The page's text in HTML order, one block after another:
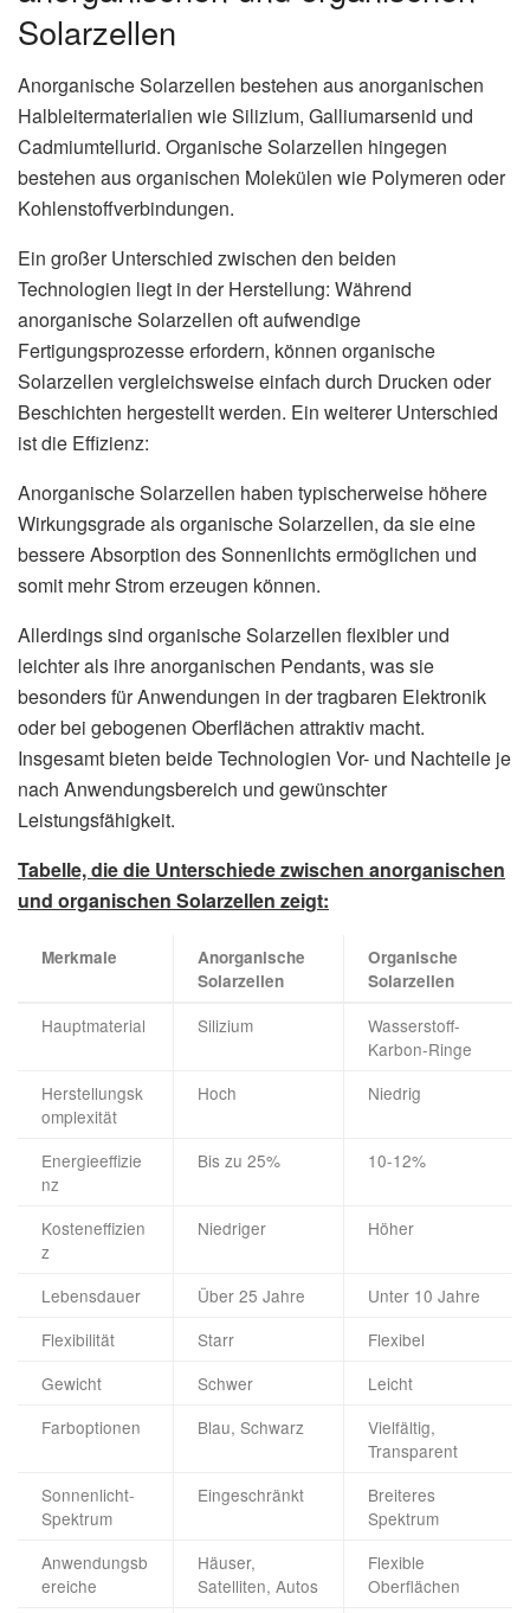
Solarzellen
Anorganische Solarzellen bestehen aus anorganischen
Halbleitermaterialien wie Silizium, Galliumarsenid und
Cadmiumtellurid. Organische Solarzellen hingegen
bestehen aus organischen Molekülen wie Polymeren oder
Kohlenstoffverbindungen.
Ein großer Unterschied zwischen den beiden
Technologien liegt in der Herstellung: Während
anorganische Solarzellen oft aufwendige
Fertigungsprozesse erfordern, können organische
Solarzellen vergleichsweise einfach durch Drucken oder
Beschichten hergestellt werden. Ein weiterer Unterschied
ist die Effizienz:
Anorganische Solarzellen haben typischerweise höhere
Wirkungsgrade als organische Solarzellen, da sie eine
bessere Absorption des Sonnenlichts ermöglichen und
somit mehr Strom erzeugen können.
Allerdings sind organische Solarzellen flexibler und
leichter als ihre anorganischen Pendants, was sie
besonders für Anwendungen in der tragbaren Elektronik
oder bei gebogenen Oberflächen attraktiv macht.
Insgesamt bieten beide Technologien Vor- und Nachteile je
nach Anwendungsbereich und gewünschter
Leistungsfähigkeit.
Tabelle, die die Unterschiede zwischen anorganischen
und organischen Solarzellen zeigt:
Merkmale
Anorganische
Solarzellen
Organische
Solarzellen
Hauptmaterial Silizium
Wasserstoff-
Karbon-Ringe
Herstellungsk
omplexität
Hoch Niedrig
Energieeffizie
nz
Bis zu 25% 10-12%
Kosteneffizien
z
Niedriger Höher
Lebensdauer Über 25 Jahre
Unter 10 Jahre
Flexibilität
Starr
Flexibel
Gewicht
Schwer
Leicht
Farboptionen
Blau, Schwarz
Vielfältig,
Transparent
Sonnenlicht-
Spektrum
Eingeschränkt
Breiteres
Spektrum
Anwendungsb
ereiche
Häuser,
Satelliten, Autos
Flexible
Oberflächen